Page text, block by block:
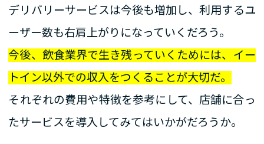
デリバリーサービスは今後も増加し、利用するユ
ーザー数も右肩上がりになっていくだろう。
今後、飲食業界で生き残っていくためには、イー
トイン以外での収入をつくることが大切だ。
それぞれの費用や特徴を参考にして、店舗に合っ
たサービスを導入してみてはいかがだろうか。